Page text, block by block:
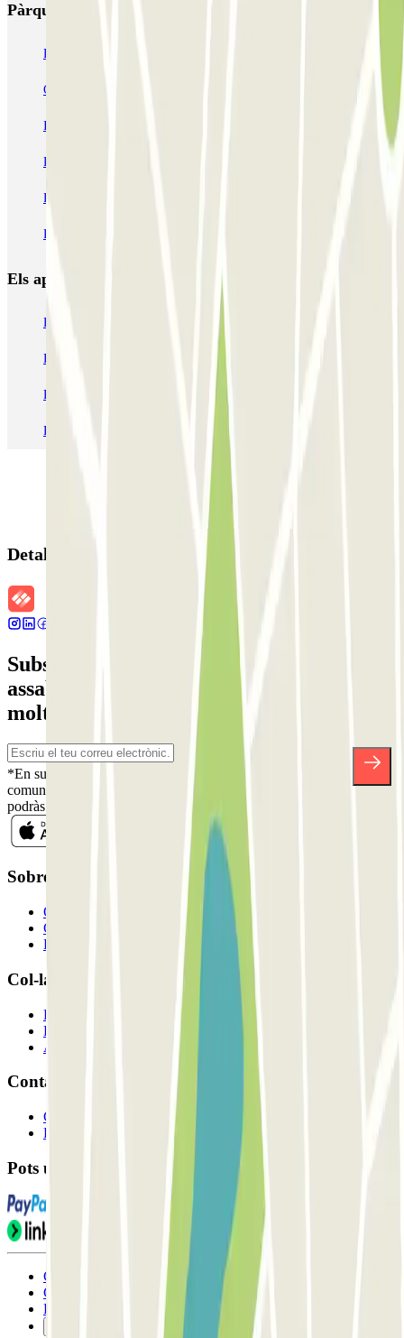
Pàrquings més valorats a Brussel·les
Fly Parking - Aéroport Bruxelles Zaventem
Gare de Bruxelles-Midi ECTOR - Service Voiturier
INDIGO Brussel Royal
ParkBee Etterbeek Plaine
ParkBee Linthout Sint-Michel
ParkBee Rue de la Longue Haie
Els aparcaments més reservats
Pàrquing a Barcelona
Pàrquing a Aeroport de Barcelona-El Prat (BCN)
Pàrquing T1 AENA Aeropuerto Barcelona-El Prat
Pàrquing a Madrid Pàrquing a Venecia
Detalls de la reserva
Subscriu-te a nostra newsletter i
assabenta't de descomptes, sortejos i
moltes altres sorpreses.
*En subscriure't acceptes la nostra Política de Privacitat per a rebre
comunicacions comercials de Parclick. Sense cap compromís,
podràs donar-te de baixa quan vulguis en la mateixa newsletter.
Sobre Parclick
Qui som
Com funciona?
Els nostres pàrquings
Col-laborem?
Professionals
Proveïdor de pàrquing
Afiliat
Contacte
Contacta'ns
FAQ
Pots utilitzar aquests mètodes de pagament:
Condicions d'ús i contratació
Condicions de cancel-lació
Política de cookies